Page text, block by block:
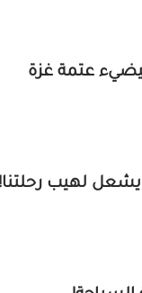
عتمة غزة
لهيب رحلتنا!